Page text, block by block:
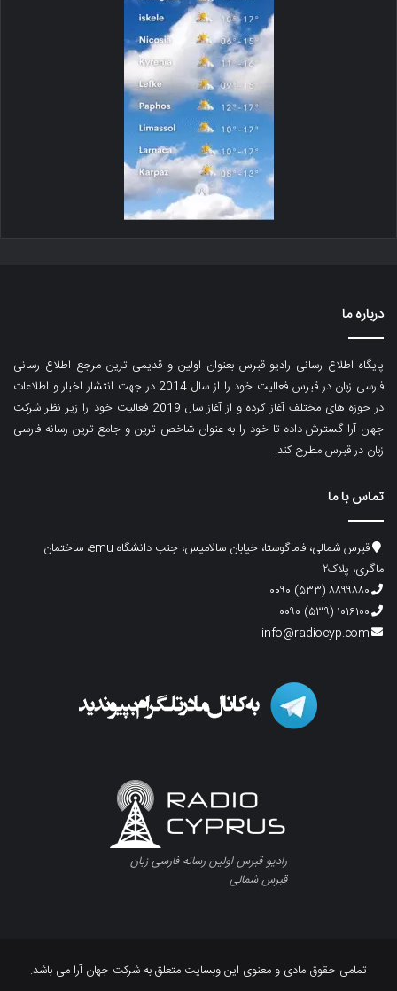
درباره ما
پایگاه اطلاع رسانی رادیو قبرس بعنوان اولین و قدیمی ترین مرجع اطلاع رسانی
فارسی زبان در قبرس فعالیت خود را از سال 2014 در جهت انتشار اخبار و اطلاعات
در حوزه های مختلف آغاز کرده و از آغاز سال 2019 فعالیت خود را زیر نظر شرکت
جهان آرا گسترش داده تا خود را به عنوان شاخص ترین و جامع ترین رسانه فارسی
زبان در قبرس مطرح کند.
تماس با ما
قبرس شمالی، فاماگوستا، خیابان سالامیس، جنب دانشگاه emu، ساختمان
ماگری، پلاک۲
۸۸۹۹۸۸۰ (۵۳۳) ۰۰۹۰
۱۰۱۶۱۰۰ (۵۳۹) ۰۰۹۰
info@radiocyp.com
رادیو قبرس اولین رسانه فارسی زبان
قبرس شمالی
تمامی حقوق مادی و معنوی این وبسایت متعلق به شرکت جهان آرا می باشد.